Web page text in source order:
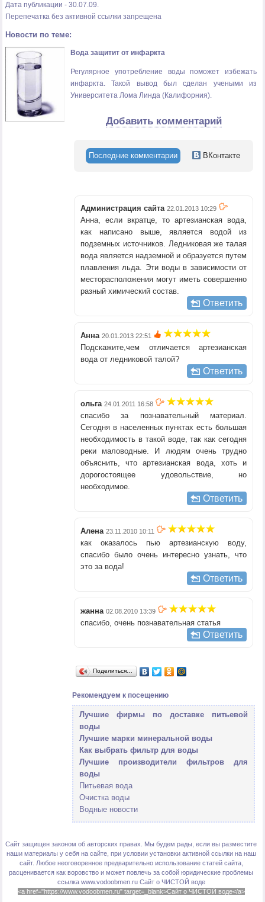
Дата публикации - 30.07.09.
Перепечатка без активной ссылки запрещена
Новости по теме:
Вода защитит от инфаркта
Регулярное употребление воды поможет избежать
инфаркта. Такой вывод был сделан учеными из
Университета Лома Линда (Калифорния).
Добавить комментарий
Последние комментарии ВКонтакте
Администрация сайта 22.01.2013 10:29
Анна, если вкратце, то артезианская вода,
как написано выше, является водой из
подземных источников. Ледниковая же талая
вода является надземной и образуется путем
плавления льда. Эти воды в зависимости от
месторасположения могут иметь совершенно
разный химический состав.
Ответить
Анна 20.01.2013 22:51
Подскажите,чем отличается артезианская
вода от ледниковой талой?
Ответить
ольга 24.01.2011 16:58
спасибо за познавательный материал.
Сегодня в населенных пунктах есть большая
необходимость в такой воде, так как сегодня
реки маловодные. И людям очень трудно
объяснить, что артезианская вода, хоть и
дорогостоящее удовольствие, но
необходимое.
Ответить
Алена 23.11.2010 10:11
как оказалось пью артезианскую воду,
спасибо было очень интересно узнать, что
это за вода!
Ответить
жанна 02.08.2010 13:39
спасибо, очень познавательная статья
Ответить
Поделиться…
Рекомендуем к посещению
Лучшие фирмы по доставке питьевой
воды
Лучшие марки минеральной воды
Как выбрать фильтр для воды
Лучшие производители фильтров для
воды
Питьевая вода
Очистка воды
Водные новости
Сайт защищен законом об авторских правах. Мы будем рады, если вы разместите
наши материалы у себя на сайте, при условии установки активной ссылки на наш
сайт. Любое неоговоренное предварительно использование статей сайта,
расценивается как воровство и может повлечь за собой юридические проблемы
ссылка www.vodoobmen.ru Сайт о ЧИСТОЙ воде
<a href="https://www.vodoobmen.ru" target=_blank>Сайт о ЧИСТОЙ воде</a>